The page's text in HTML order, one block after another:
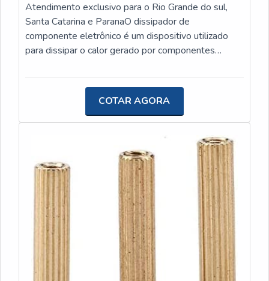
Atendimento exclusivo para o Rio Grande do sul,
Santa Catarina e ParanaO dissipador de
componente eletrônico é um dispositivo utilizado
para dissipar o calor gerado por componentes
diodos. Ele é essencial para garantir o bom
componentes, evitando o superaquecimento e
possíveis danos.A USINAGEM JK é uma empresa
especializada em dissipadores e usinagem leve, que
oferece soluções para projetos e produtos de seus
clientes. Com foco na inovação e qualidade, a
empresa trabalha com a usinagem de peças de
pequeno porte, utilizando materiais como ferrosos,
não ferrosos, poliacetal, latão, cobre e alumínio.A
USINAGEM JK se destaca no mercado pela sua
expertise e conhecimento técnico, garantindo a
fabricação de dissipadores de alta qualidade e
desempenho. Além disso, a empresa oferece um
COTAR AGORA